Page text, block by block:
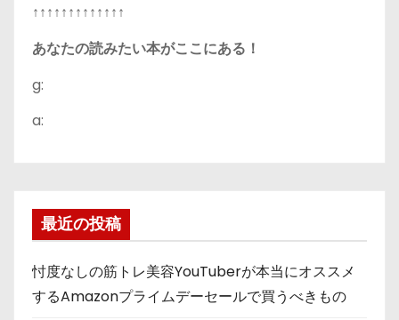
↑↑↑↑↑↑↑↑↑↑↑↑↑
あなたの読みたい本がここにある！
g:
a:
最近の投稿
忖度なしの筋トレ美容YouTuberが本当にオススメ
するAmazonプライムデーセールで買うべきもの